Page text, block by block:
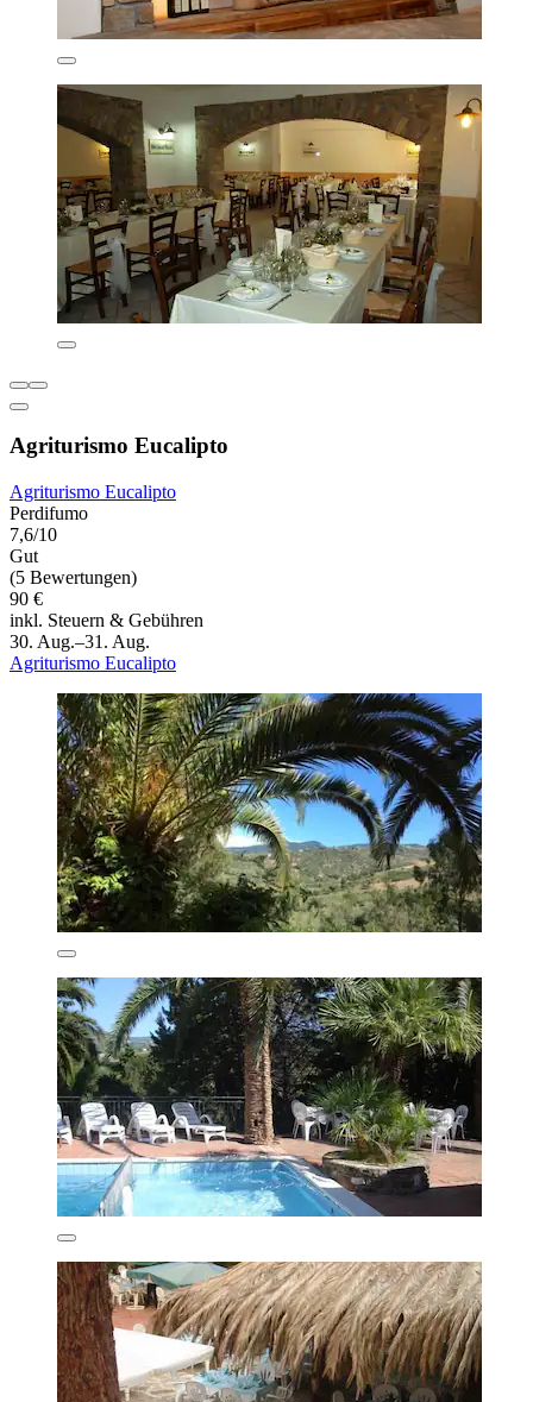
Agriturismo Eucalipto
Agriturismo Eucalipto
Perdifumo
7,6/10
Gut
(5 Bewertungen)
90 €
inkl. Steuern & Gebühren
30. Aug.–31. Aug.
Agriturismo Eucalipto